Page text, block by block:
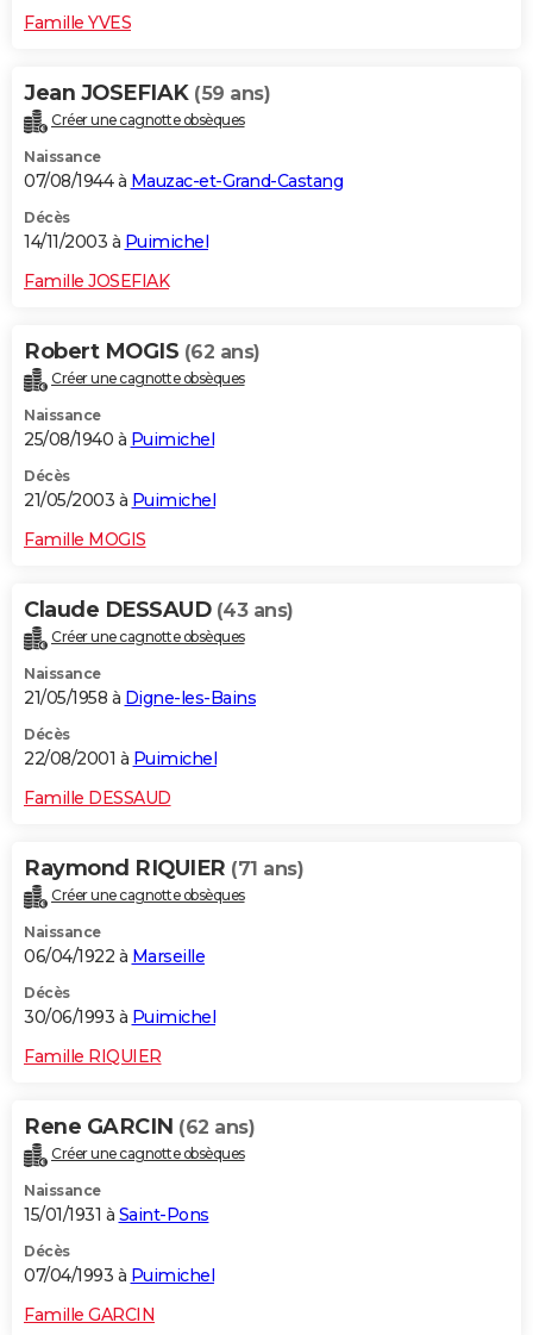
Famille YVES
Jean JOSEFIAK (59 ans)
Créer une cagnotte obsèques
Naissance
07/08/1944 à Mauzac-et-Grand-Castang
Décès
14/11/2003 à Puimichel
Famille JOSEFIAK
Robert MOGIS (62 ans)
Créer une cagnotte obsèques
Naissance
25/08/1940 à Puimichel
Décès
21/05/2003 à Puimichel
Famille MOGIS
Claude DESSAUD (43 ans)
Créer une cagnotte obsèques
Naissance
21/05/1958 à Digne-les-Bains
Décès
22/08/2001 à Puimichel
Famille DESSAUD
Raymond RIQUIER (71 ans)
Créer une cagnotte obsèques
Naissance
06/04/1922 à Marseille
Décès
30/06/1993 à Puimichel
Famille RIQUIER
Rene GARCIN (62 ans)
Créer une cagnotte obsèques
Naissance
15/01/1931 à Saint-Pons
Décès
07/04/1993 à Puimichel
Famille GARCIN